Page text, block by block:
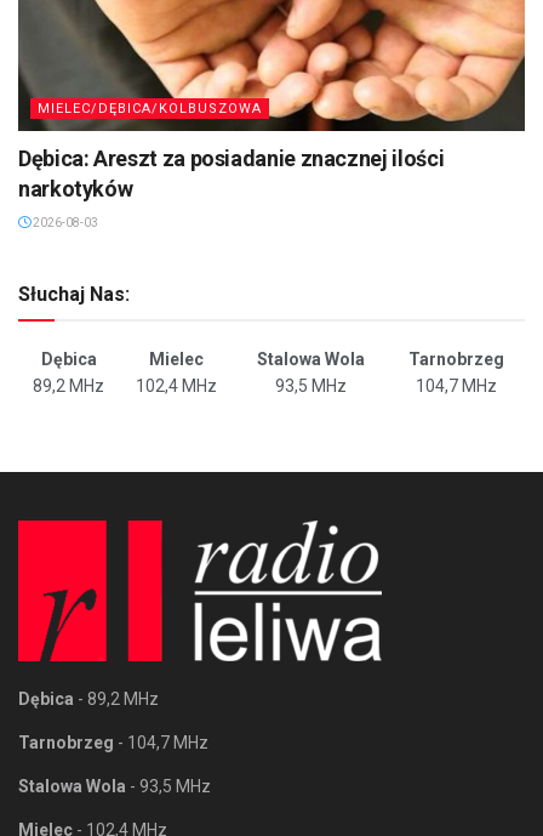
MIELEC/DĘBICA/KOLBUSZOWA
Dębica: Areszt za posiadanie znacznej ilości
narkotyków
2026-08-03
Słuchaj Nas:
Dębica Mielec Stalowa Wola
Tarnobrzeg
89,2 MHz
102,4 MHz 93,5 MHz 104,7 MHz
Dębica - 89,2 MHz
Tarnobrzeg - 104,7 MHz
Stalowa Wola - 93,5 MHz
Mielec - 102,4 MHz